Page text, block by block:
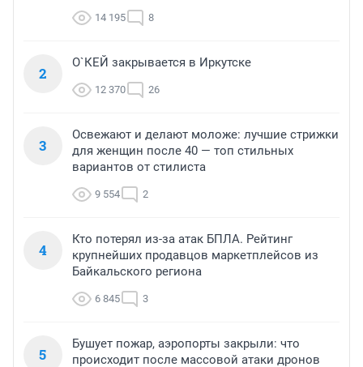
14 195 8
2
О`КЕЙ закрывается в Иркутске
12 370 26
3
Освежают и делают моложе: лучшие стрижки
для женщин после 40 — топ стильных
вариантов от стилиста
9 554 2
4
Кто потерял из-за атак БПЛА. Рейтинг
крупнейших продавцов маркетплейсов из
Байкальского региона
6 845 3
5
Бушует пожар, аэропорты закрыли: что
происходит после массовой атаки дронов